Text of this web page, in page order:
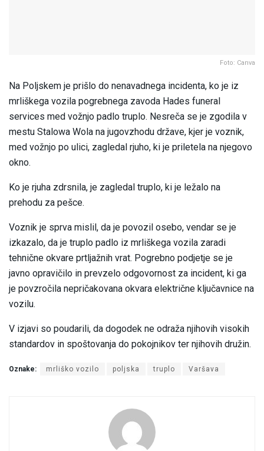
Foto: Canva
Na Poljskem je prišlo do nenavadnega incidenta, ko je iz
mrliškega vozila pogrebnega zavoda Hades funeral
services med vožnjo padlo truplo. Nesreča se je zgodila v
mestu Stalowa Wola na jugovzhodu države, kjer je voznik,
med vožnjo po ulici, zagledal rjuho, ki je priletela na njegovo
okno.
Ko je rjuha zdrsnila, je zagledal truplo, ki je ležalo na
prehodu za pešce.
Voznik je sprva mislil, da je povozil osebo, vendar se je
izkazalo, da je truplo padlo iz mrliškega vozila zaradi
tehnične okvare prtljažnih vrat. Pogrebno podjetje se je
javno opravičilo in prevzelo odgovornost za incident, ki ga
je povzročila nepričakovana okvara električne ključavnice na
vozilu.
V izjavi so poudarili, da dogodek ne odraža njihovih visokih
standardov in spoštovanja do pokojnikov ter njihovih družin.
Oznake: mrliško vozilo poljska truplo Varšava